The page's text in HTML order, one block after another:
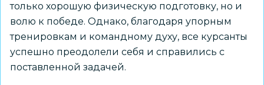
только хорошую физическую подготовку, но и
волю к победе. Однако, благодаря упорным
тренировкам и командному духу, все курсанты
успешно преодолели себя и справились с
поставленной задачей.